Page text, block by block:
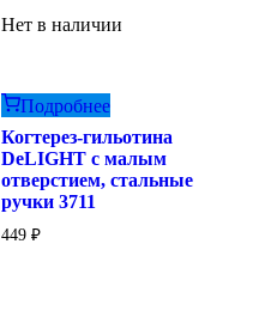
Нет в наличии
Подробнее
Когтерез-гильотина
DeLIGHT с малым
отверстием, стальные
ручки 3711
449 ₽